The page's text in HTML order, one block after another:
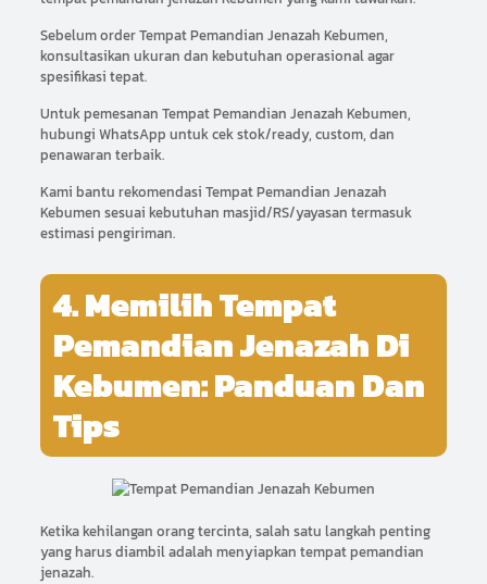
Sebelum order Tempat Pemandian Jenazah Kebumen,
konsultasikan ukuran dan kebutuhan operasional agar
spesifikasi tepat.
Untuk pemesanan Tempat Pemandian Jenazah Kebumen,
hubungi WhatsApp untuk cek stok/ready, custom, dan
penawaran terbaik.
Kami bantu rekomendasi Tempat Pemandian Jenazah
Kebumen sesuai kebutuhan masjid/RS/yayasan termasuk
estimasi pengiriman.
4. Memilih Tempat
Pemandian Jenazah Di
Kebumen: Panduan Dan
Tips
Ketika kehilangan orang tercinta, salah satu langkah penting
yang harus diambil adalah menyiapkan tempat pemandian
jenazah.